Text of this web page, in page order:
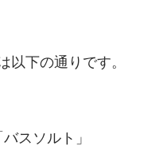
以下の通りです。
スソルト」